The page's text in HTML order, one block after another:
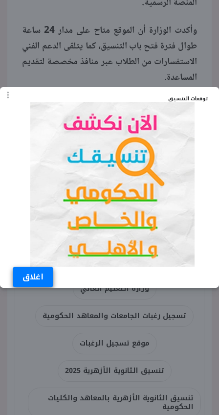
توقعات التنسيق
اغلاق
وأكدت الوزارة أن الموقع متاح على مدار 24 ساعة
طوال فترة فتح باب التنسيق، كما يتلقى الدعم الفني
الاستفسارات من الطلاب عبر منافذ مخصصة لتقديم
المساعدة.
ولفتت الوزارة إلى أن الموقع الإلكتروني يشمل أيضًا
بيانات إرشادية وقواعد القبول بالكليات والمعاهد
العليا، ما يسهّل على الطلاب اختيار الرغبات وفق
المجموع والقدرات الاستيعابية.
الكلمات المفتاحية
موقع تسجيل رغبات الثانوية الأزهرية 2026
رابط تنسيق الثانوية الأزهرية 2026
مكتب التنسيق الإلكتروني
وزارة التعليم العالي
تسجيل رغبات الجامعات والمعاهد الحكومية
موقع تسجيل الرغبات
تنسيق الثانوية الأزهرية 2025
تنسيق الثانوية الأزهرية بالمعاهد والكليات
الحكومية